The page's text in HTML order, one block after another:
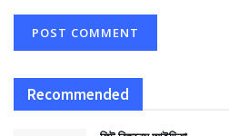
Recommended